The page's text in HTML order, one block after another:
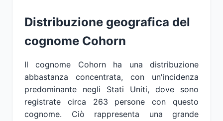
Distribuzione geografica del
cognome Cohorn
Il cognome Cohorn ha una distribuzione
abbastanza concentrata, con un'incidenza
predominante negli Stati Uniti, dove sono
registrate circa 263 persone con questo
cognome. Ciò rappresenta una grande